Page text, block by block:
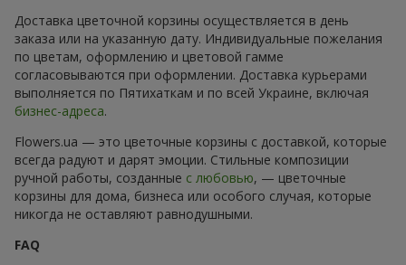
Доставка цветочной корзины осуществляется в день
заказа или на указанную дату. Индивидуальные пожелания
по цветам, оформлению и цветовой гамме
согласовываются при оформлении. Доставка курьерами
выполняется по Пятихаткам и по всей Украине, включая
бизнес-адреса.
Flowers.ua — это цветочные корзины с доставкой, которые
всегда радуют и дарят эмоции. Стильные композиции
ручной работы, созданные с любовью, — цветочные
корзины для дома, бизнеса или особого случая, которые
никогда не оставляют равнодушными.
FAQ